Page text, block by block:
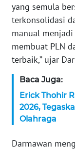
yang semula
terkonsolidasi
manual
membuat PLN
terbaik,” ujar
Baca Juga:
Erick Thohir
2026,
Olahraga
Darmawan
WN
JAMBI
WN
SULTRA
WN
NTB
WN